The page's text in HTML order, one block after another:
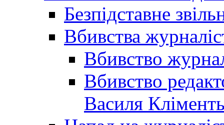
Безпідставне
Вбивства
Вбивство
Вбивство
Василя